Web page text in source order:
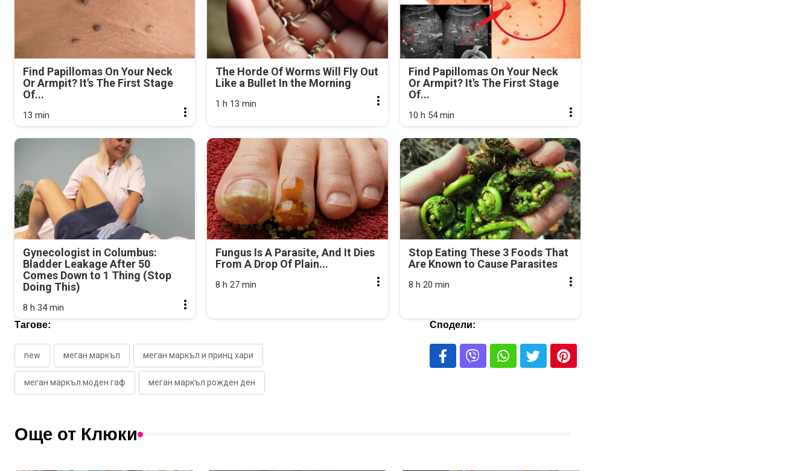
Find Papillomas On Your Neck
Or Armpit? It's The First Stage
Of...
13 min
The Horde Of Worms Will Fly Out
Like a Bullet In the Morning
1 h 13 min
Find Papillomas On Your Neck
Or Armpit? It's The First Stage
Of...
10 h 54 min
Gynecologist in Columbus:
Bladder Leakage After 50
Comes Down to 1 Thing (Stop
Doing This)
8 h 34 min
Fungus Is A Parasite, And It Dies
From A Drop Of Plain...
8 h 27 min
Stop Eating These 3 Foods That
Are Known to Cause Parasites
8 h 20 min
Тагове:
new меган маркъл меган маркъл и принц хари
меган маркъл моден гаф меган маркъл рожден ден
Сподели:
Още от Клюки